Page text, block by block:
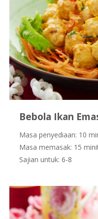
Bebola Ikan
Masa penyediaan: 10
Masa memasak: 15
Sajian untuk: 6-8